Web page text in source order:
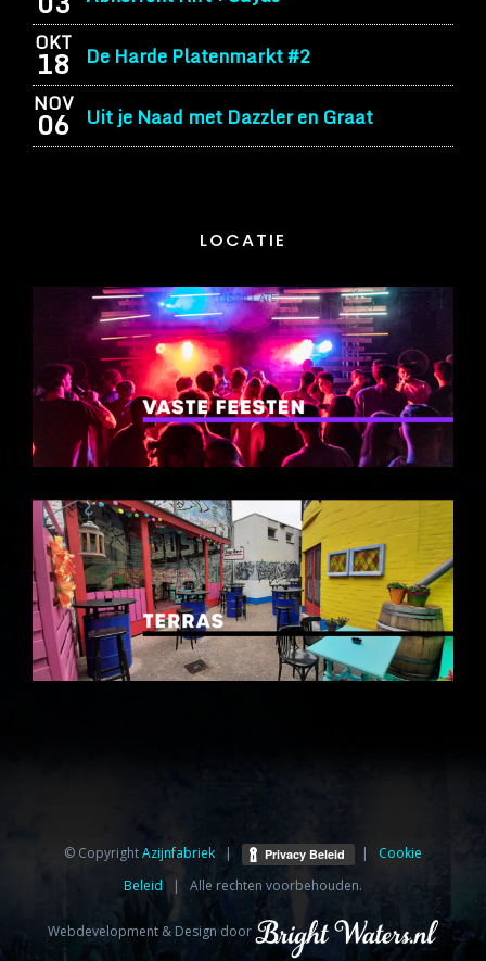
OKT
18 De Harde Platenmarkt #2
NOV
06 Uit je Naad met Dazzler en Graat
LOCATIE
© CopyrightAzijnfabriek⁩ | | Cookie
Beleid | Alle rechten voorbehouden.
Webdevelopment & Design door